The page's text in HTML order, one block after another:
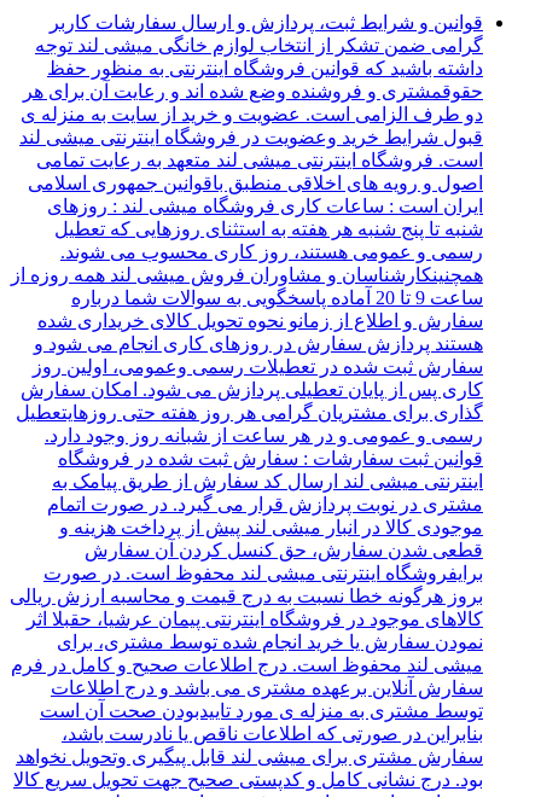
قوانین و شرایط ثبت، پردازش و ارسال سفارشات کاربر
گرامی ضمن تشکر از انتخاب لوازم خانگی میشی لند توجه
داشته باشید که قوانین فروشگاه اینترنتی به منظور حفظ
حقوقمشتری و فروشنده وضع شده اند و رعایت آن برای هر
دو طرف الزامی است. عضویت و خرید از سایت به منزله ی
قبول شرایط خرید وعضویت در فروشگاه اینترنتی میشی لند
است. فروشگاه اینترنتی میشی لند متعهد به رعایت تمامی
اصول و رویه های اخلاقی منطبق باقوانین جمهوری اسلامی
ایران است : ساعات کاری فروشگاه میشی لند : روزهای
شنبه تا پنج شنبه هر هفته به استثنای روزهایی که تعطیل
رسمی و عمومی هستند، روز کاری محسوب می شوند.
همچنینکارشناسان و مشاوران فروش میشی لند همه روزه از
ساعت 9 تا 20 آماده پاسخگویی به سوالات شما درباره
سفارش و اطلاع از زمانو نحوه تحویل کالای خریداری شده
هستند پردازش سفارش در روزهای کاری انجام می شود و
سفارش ثبت شده در تعطیلات رسمی وعمومی، اولین روز
کاری پس از پایان تعطیلی پردازش می شود. امکان سفارش
گذاری برای مشتریان گرامی هر روز هفته حتی روزهایتعطیل
رسمی و عمومی و در هر ساعت از شبانه روز وجود دارد.
قوانین ثبت سفارشات : سفارش ثبت شده در فروشگاه
اینترنتی میشی لند ارسال کد سفارش از طریق پیامک به
مشتری در نوبت پردازش قرار می گیرد. در صورت اتمام
موجودی کالا در انبار میشی لند پیش از پرداخت هزینه و
قطعی شدن سفارش، حق کنسل کردن آن سفارش
برایفروشگاه اینترنتی میشی لند محفوظ است. در صورت
بروز هرگونه خطا نسبت به درج قیمت و محاسبه ارزش ریالی
کالاهای موجود در فروشگاه اینترنتی پیمان عرشیا، حقبلا اثر
نمودن سفارش یا خرید انجام شده توسط مشتری، برای
میشی لند محفوظ است. درج اطلاعات صحیح و کامل در فرم
سفارش آنلاین برعهده مشتری می باشد و درج اطلاعات
توسط مشتری به منزله ی مورد تاییدبودن صحت آن است
بنابراین در صورتی که اطلاعات ناقص یا نادرست باشد،
سفارش مشتری برای میشی لند قابل پیگیری وتحویل نخواهد
بود. درج نشانی کامل و کدپستی صحیح جهت تحویل سریع کالا